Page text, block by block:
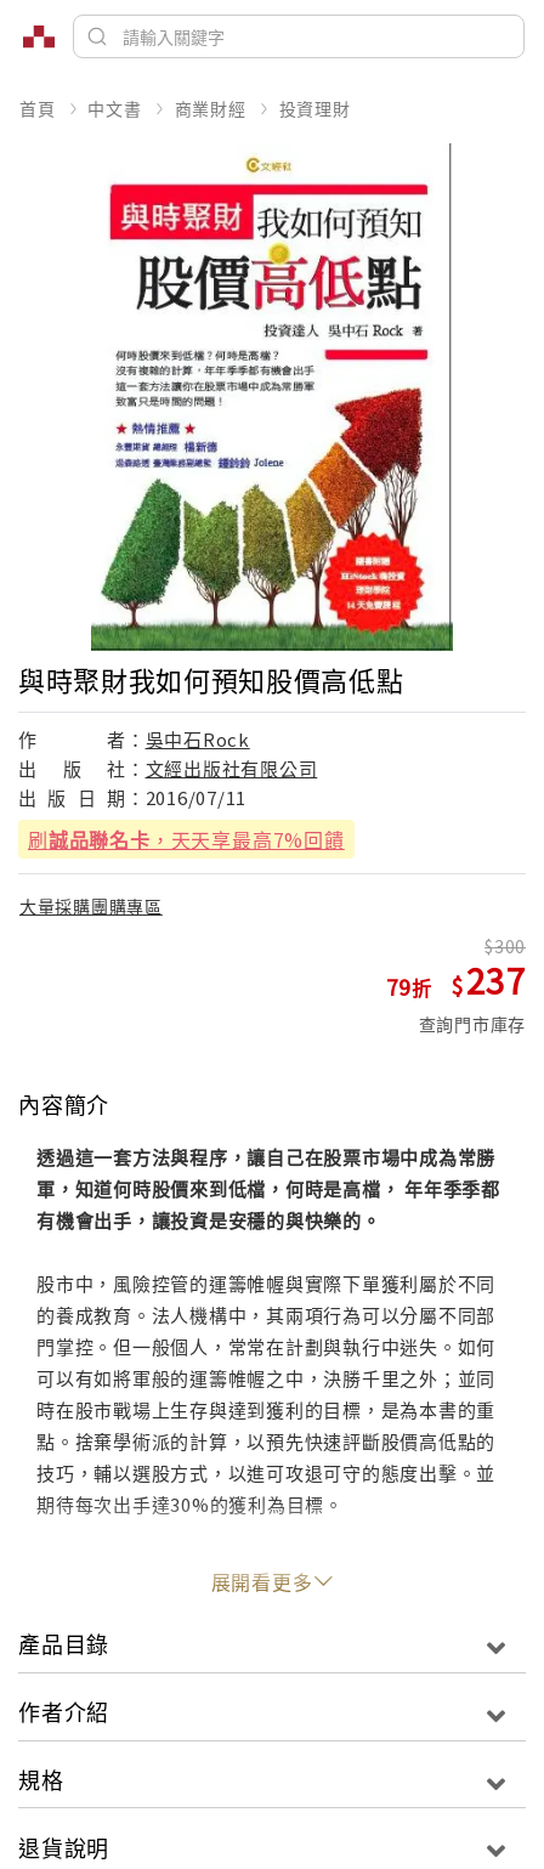
首頁 中文書 商業財經 投資理財
與時聚財我如何預知股價高低點
作 者： 吳中石Rock
出
版 社： 文經出版社有限公司
出 版 日 期： 2016/07/11
刷誠品聯名卡 ，天天享最高7%回饋
大量採購團購專區
79
300
237
查詢門市庫存
內容簡介
透過這一套方法與程序，讓自己在股票市場中成為常勝
軍，知道何時股價來到低檔，何時是高檔， 年年季季都
有機會出手，讓投資是安穩的與快樂的。
股市中，風險控管的運籌帷幄與實際下單獲利屬於不同
的養成教育。法人機構中，其兩項行為可以分屬不同部
門掌控。但一般個人，常常在計劃與執行中迷失。如何
可以有如將軍般的運籌帷幄之中，決勝千里之外；並同
時在股市戰場上生存與達到獲利的目標，是為本書的重
點。捨棄學術派的計算，以預先快速評斷股價高低點的
技巧，輔以選股方式，以進可攻退可守的態度出擊。並
期待每次出手達30%的獲利為目標。
股票的書籍，大多偏向技術分析、籌碼計算或基本財報
的類別。假設以過去發生的情事，研判未來的行進方
向。但反思這些書籍，真正可以成為操作準則的相當
少。
本書與其他股票書籍的不同
功。
效。
展開看更多
產品目錄
作者介紹
規格
退貨說明